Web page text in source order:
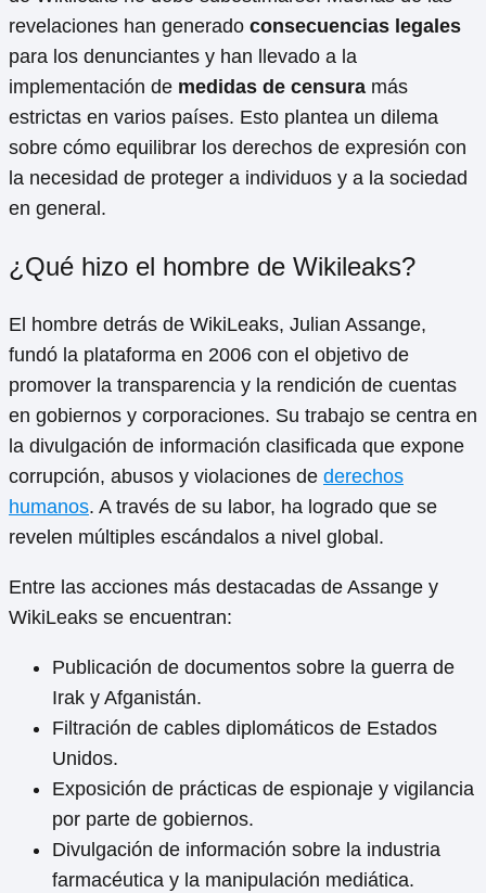
revelaciones han generado consecuencias legales
para los denunciantes y han llevado a la
implementación de medidas de censura más
estrictas en varios países. Esto plantea un dilema
sobre cómo equilibrar los derechos de expresión con
la necesidad de proteger a individuos y a la sociedad
en general.
¿Qué hizo el hombre de Wikileaks?
El hombre detrás de WikiLeaks, Julian Assange,
fundó la plataforma en 2006 con el objetivo de
promover la transparencia y la rendición de cuentas
en gobiernos y corporaciones. Su trabajo se centra en
la divulgación de información clasificada que expone
corrupción, abusos y violaciones de derechos
humanos. A través de su labor, ha logrado que se
revelen múltiples escándalos a nivel global.
Entre las acciones más destacadas de Assange y
WikiLeaks se encuentran:
Publicación de documentos sobre la guerra de
Irak y Afganistán.
Filtración de cables diplomáticos de Estados
Unidos.
Exposición de prácticas de espionaje y vigilancia
por parte de gobiernos.
Divulgación de información sobre la industria
farmacéutica y la manipulación mediática.